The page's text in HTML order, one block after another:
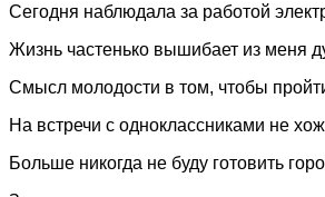
Сегодня наблюдала за работой
Жизнь частенько вышибает из меня
Смысл молодости в том, чтобы
На встречи с одноклассниками не
Больше никогда не буду готовить